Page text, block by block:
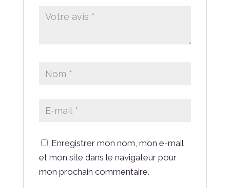
Enregistrer mon nom, mon e-mail
et mon site dans le navigateur pour
mon prochain commentaire.